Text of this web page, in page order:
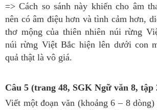
=> Cách so sánh này khiến cho âm
nên có âm điệu hơn và tình cảm hơn,
thơ mộng của thiên nhiên núi rừng
núi rừng Việt Bắc hiện lên dưới con
quả thật là vô giá.
Câu 5 (trang 48, SGK Ngữ văn 8, tập
Viết một đoạn văn (khoảng 6 – 8